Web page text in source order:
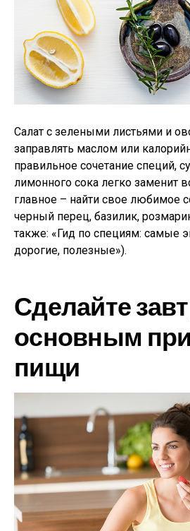
Салат с зелеными листьями и
заправлять маслом или
правильное сочетание специй,
лимонного сока легко заменит
главное – найти свое любимое
черный перец, базилик,
также: «Гид по специям: самые
дорогие, полезные»).
Сделайте
основным
пищи